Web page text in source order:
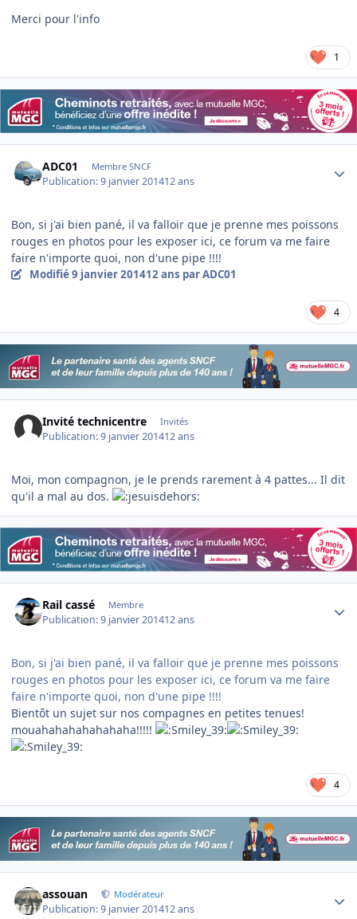
Merci pour l'info
1
ADC01 Membre SNCF
Publication:9 janvier 201412 ans
Bon, si j'ai bien pané, il va falloir que je prenne mes poissons
rouges en photos pour les exposer ici, ce forum va me faire
faire n'importe quoi, non d'une pipe !!!!
Modifié9 janvier 201412 ans par ADC01
4
Invité technicentre Invités
Publication:9 janvier 201412 ans
Moi, mon compagnon, je le prends rarement à 4 pattes... Il dit
qu'il a mal au dos.
Rail cassé Membre
Publication:9 janvier 201412 ans
Bon, si j'ai bien pané, il va falloir que je prenne mes poissons
rouges en photos pour les exposer ici, ce forum va me faire
faire n'importe quoi, non d'une pipe !!!!
Bientôt un sujet sur nos compagnes en petites tenues!
mouahahahahahahaha!!!!!
4
assouan Modérateur
Publication:9 janvier 201412 ans